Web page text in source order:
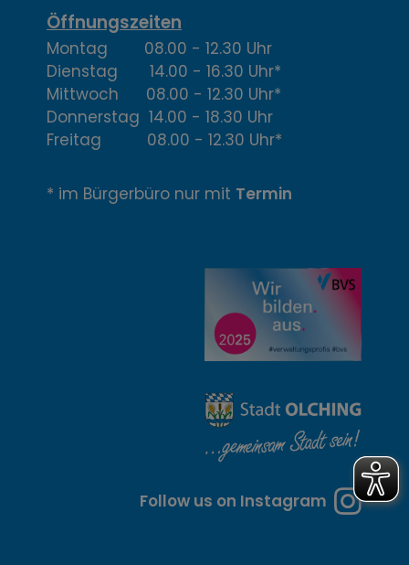
,
Ö
f
f
n
u
Öffnungszeiten
Montag 08.00 - 12.30 Uhr
Dienstag 14.00 - 16.30 Uhr*
Mittwoch 08.00 - 12.30 Uhr*
Donnerstag 14.00 - 18.30 Uhr
Freitag 08.00 - 12.30 Uhr*
* im Bürgerbüro nur mit Termin
Follow us on Instagram